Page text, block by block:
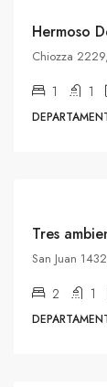
Chiozza
1 1
Tres
San Juan
2 1